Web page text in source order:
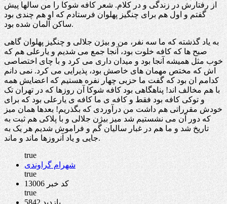
از رفتارش در زندگی و در کلام. شعر کافه شوکا را من سالها پیش
گفتم و اول هم برای چنگیز پهلوان فرستادم که او هم چندی بود
ساکن آلمان شده بود.
به یاد گذشته که ما سه نفر، من و بیژن جلالی و چنگیز پهلوان گاهی
صبح ها که کافه خلوت بود، آنجا جمع می شدیم و یارعلی هم که
خوب مثل همیشه آنجا بود و میدان داری می کرد و با چای اختصاصی
اش که مختص مهمان های خاصش بود، پذیرایی می کرد. نمی دانم
کدامم ان بود که گفت ما حزبی چهار نفره هستیم که اعضایش همه
با هم مخالف اند! پناهگاهی بود کافه شوکا آن روزها که در تهران تک
و توکی کافه بود فقط و کافه ی ما کافه ی یارعلی بود که برای
خودش مقرراتی هم داشت من درآوردی که بگذریم! بعدها همان میز
که دور آن می نشستیم شد میز بیژن جلالی و با پلاکی هم ثبت به
تاریخ شد و ما هم در غبار سالیان گم و فراموش شدیم هر یک به
جایی و یاد آنروزها ماند و ماند.
true
شهرام گراوندی
true
کد خبر 13006
true
5842 بازدید